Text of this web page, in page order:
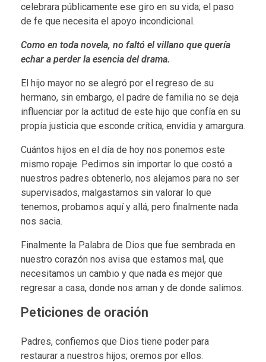
a
celebrara públicamente ese giro en su vida; el paso
de fe que necesita el apoyo incondicional.
Como en toda novela, no faltó el villano que quería
echar a perder la esencia del drama.
El hijo mayor no se alegró por el regreso de su
hermano, sin embargo, el padre de familia no se deja
influenciar por la actitud de este hijo que confía en su
propia justicia que esconde crítica, envidia y amargura.
Cuántos hijos en el día de hoy nos ponemos este
mismo ropaje. Pedimos sin importar lo que costó a
nuestros padres obtenerlo, nos alejamos para no ser
supervisados, malgastamos sin valorar lo que
tenemos, probamos aquí y allá, pero finalmente nada
nos sacia.
Finalmente la Palabra de Dios que fue sembrada en
nuestro corazón nos avisa que estamos mal, que
necesitamos un cambio y que nada es mejor que
regresar a casa, donde nos aman y de donde salimos.
Peticiones de oración
Padres, confiemos que Dios tiene poder para
restaurar a nuestros hijos; oremos por ellos.